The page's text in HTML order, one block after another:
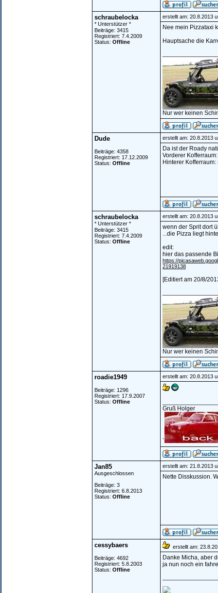
schraubelocka
* Unterstützer *
Beiträge: 3415
Registriert: 7.4.2009
Status: Offline
erstellt am: 20.8.2013
Nee mein Pizzataxi
Hauptsache die
Nur wer keinen
Dude
Beiträge: 4358
Registriert: 17.12.2009
Status: Offline
erstellt am: 20.8.2013
Da ist der Roady
Vorderer
Hinterer Kofferraum:
schraubelocka
* Unterstützer *
Beiträge: 3415
Registriert: 7.4.2009
Status: Offline
erstellt am: 20.8.2013
wenn der Sprit dort
...die Pizza liegt
edit:
hier das passende
https://
21919138
[Editiert am 20/8/
Nur wer keinen
roadie1949
Beiträge: 1296
Registriert: 17.9.2007
Status: Offline
erstellt am: 20.8.2013
Gruß Holger
´
Jan85
Ausgeschlossen
Beiträge: 3
Registriert: 6.8.2013
Status: Offline
erstellt am: 21.8.2013
Nette Disskussion.
cessybaers
Beiträge: 4692
Registriert: 5.8.2003
Status: Offline
erstellt am:
Danke Micha, aber
ja nun noch ein